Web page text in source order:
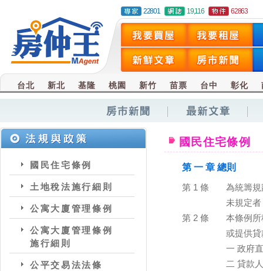
22801 19,116 62863
台北 新北 基隆 桃園 新竹 苗票 台中 彰化
國民住宅條例
土地稅法施行細則
公寓大廈管理條例
公寓大廈管理條例
施行細則
公平交易法法條
國民住宅條例
第 一 章 總則
第 1 條
為統籌
未規定
第 2 條
本條例
或提供
一 政府
二 貸款